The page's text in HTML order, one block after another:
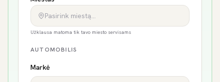
Pasirink miestą…
Užklausa matoma tik tavo miesto servisams
AUTOMOBILIS
Markė